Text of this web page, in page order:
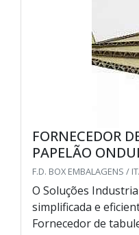
FORNECEDOR
PAPELÃO
F.D. BOX EMBALAGENS /
O Soluções
simplificada e
Fornecedor de